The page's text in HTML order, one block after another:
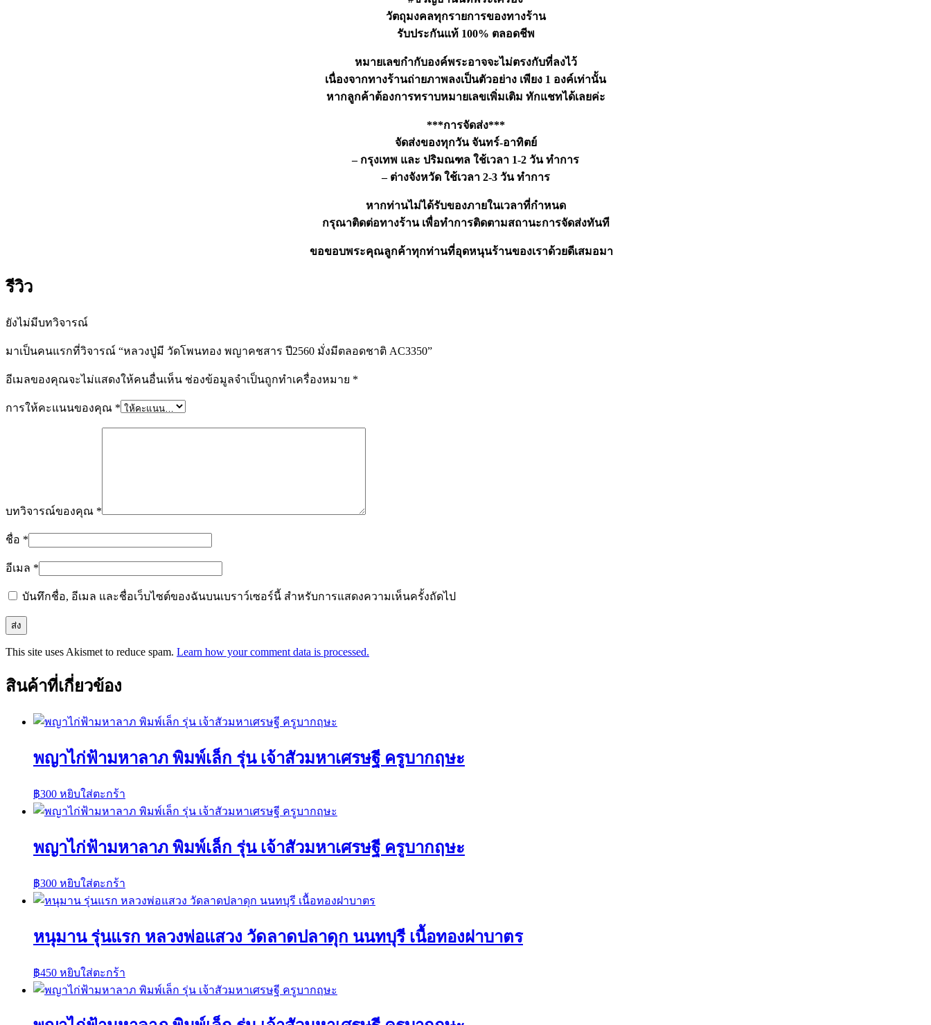
วัตถุมงคลทุกรายการของทางร้าน
รับประกันแท้ 100% ตลอดชีพ
หมายเลขกำกับองค์พระอาจจะไม่ตรงกับที่ลงไว้
เนื่องจากทางร้านถ่ายภาพลงเป็นตัวอย่าง เพียง 1 องค์เท่านั้น
หากลูกค้าต้องการทราบหมายเลขเพิ่มเติม ทักแชทได้เลยค่ะ
***การจัดส่ง***
จัดส่งของทุกวัน จันทร์-อาทิตย์
– กรุงเทพ และ ปริมณฑล ใช้เวลา 1-2 วัน ทำการ
– ต่างจังหวัด ใช้เวลา 2-3 วัน ทำการ
หากท่านไม่ได้รับของภายในเวลาที่กำหนด
กรุณาติดต่อทางร้าน เพื่อทำการติดตามสถานะการจัดส่งทันที
ขอขอบพระคุณลูกค้าทุกท่านที่อุดหนุนร้านของเราด้วยดีเสมอมา
รีวิว
ยังไม่มีบทวิจารณ์
มาเป็นคนแรกที่วิจารณ์ “หลวงปู่มี วัดโพนทอง พญาคชสาร ปี2560 มั่งมีตลอดชาติ AC3350”
อีเมลของคุณจะไม่แสดงให้คนอื่นเห็น ช่องข้อมูลจำเป็นถูกทำเครื่องหมาย *
การให้คะแนนของคุณ *
บทวิจารณ์ของคุณ *
ชื่อ *
อีเมล *
บันทึกชื่อ, อีเมล และชื่อเว็บไซต์ของฉันบนเบราว์เซอร์นี้ สำหรับการแสดงความเห็นครั้งถัดไป
This site uses Akismet to reduce spam. Learn how your comment data is processed.
สินค้าที่เกี่ยวข้อง
พญาไก่ฟ้ามหาลาภ พิมพ์เล็ก รุ่น เจ้าสัวมหาเศรษฐี ครูบากฤษะ
฿300 หยิบใส่ตะกร้า
พญาไก่ฟ้ามหาลาภ พิมพ์เล็ก รุ่น เจ้าสัวมหาเศรษฐี ครูบากฤษะ
฿300 หยิบใส่ตะกร้า
หนุมาน รุ่นแรก หลวงพ่อแสวง วัดลาดปลาดุก นนทบุรี เนื้อทองฝาบาตร
฿450 หยิบใส่ตะกร้า